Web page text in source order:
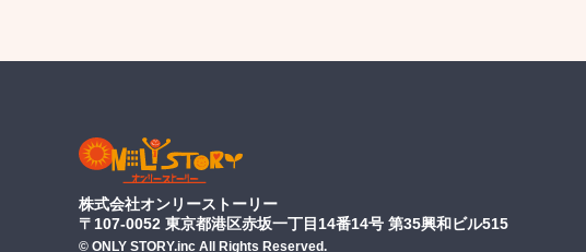
株式会社オンリーストーリー
〒107-0052 東京都港区赤坂一丁目14番14号 第35興和ビル515
© ONLY STORY.inc All Rights Reserved.